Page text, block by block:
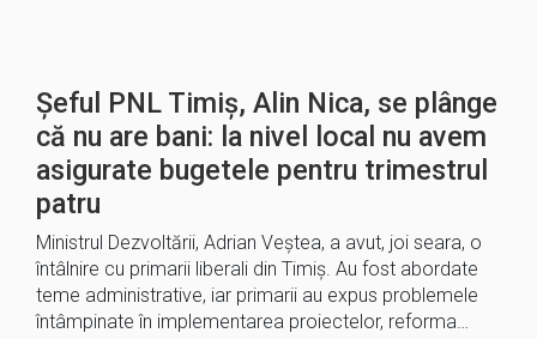
Șeful PNL Timiș, Alin Nica, se plânge
că nu are bani: la nivel local nu avem
asigurate bugetele pentru trimestrul
patru
Ministrul Dezvoltării, Adrian Veștea, a avut, joi seara, o
întâlnire cu primarii liberali din Timiș. Au fost abordate
teme administrative, iar primarii au expus problemele
întâmpinate în implementarea proiectelor, reforma…